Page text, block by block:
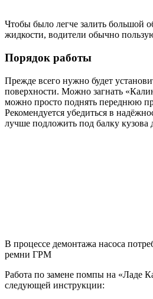
Чтобы было легче залить большой
жидкости, водители обычно
Порядок работы
Прежде всего нужно будет
поверхности. Можно загнать
можно просто поднять переднюю
Рекомендуется убедиться в
лучше подложить под балку
В процессе демонтажа насоса
ремни ГРМ
Работа по замене помпы на «Ладе
следующей инструкции: